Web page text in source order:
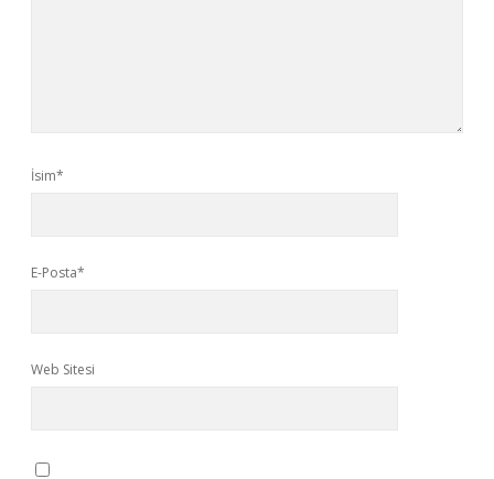
İsim*
E-Posta*
Web Sitesi